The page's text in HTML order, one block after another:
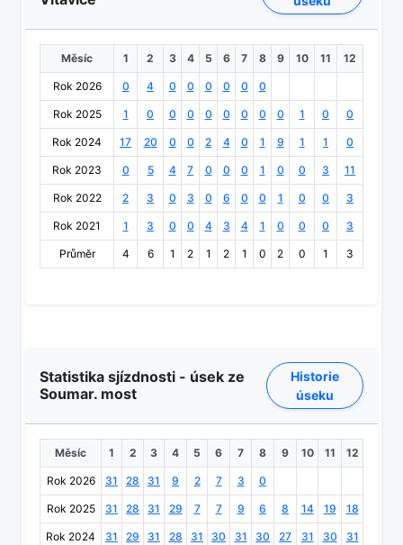
Měsíc 1 2 3 4 5 6 7 8 9 10 11 12
Rok 2026 0 4 0 0 0 0 0 0
Rok 2025 1 0 0 0 0 0 0 0 0 1 0 0
Rok 2024 17 20 0 0 2 4 0 1 9 1 1 0
Rok 2023 0 5 4 7 0 0 0 1 0 0 3 11
Rok 2022 2 3 0 3 0 6 0 0 1 0 0 3
Rok 2021 1 3 0 0 4 3 4 1 0 0 0 3
Průměr 4 6 1 2 1 2 1 0 2 0 1 3
Statistika sjízdnosti - úsek ze
Soumar. most
Historie
úseku
Měsíc 1 2 3 4 5 6 7 8 9 10 11 12
Rok 2026 31 28 31 9 2 7 3 0
Rok 2025 31 28 31 29 7 7 9 6 8 14 19 18
Rok 2024 31 29 31 28 31 30 31 30 27 31 30 31